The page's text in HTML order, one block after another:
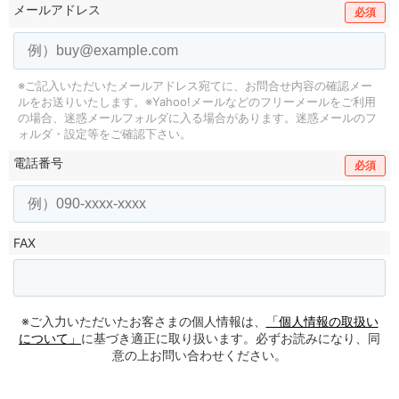
メールアドレス 必須
※ご記入いただいたメールアドレス宛てに、お問合せ内容の確認メー
ルをお送りいたします。 ※Yahoo!メールなどのフリーメールをご利用
の場合、迷惑メールフォルダに入る場合があります。 迷惑メールのフ
ォルダ・設定等をご確認下さい。
電話番号 必須
FAX
※ご入力いただいたお客さまの個人情報は、
「個人情報の取扱い
について」 に基づき適正に取り扱います。必ずお読みになり、同
意の上お問い合わせください。